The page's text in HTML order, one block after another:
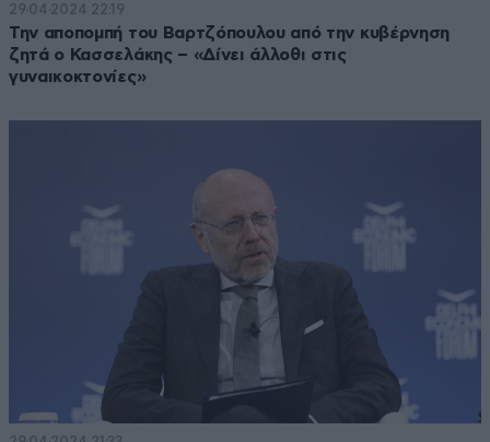
29·04·2024 22:19
Την αποπομπή του Βαρτζόπουλου από την κυβέρνηση
ζητά ο Κασσελάκης – «Δίνει άλλοθι στις
γυναικοκτονίες»